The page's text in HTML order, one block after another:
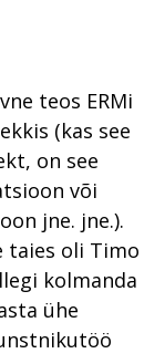
teos ERMi
(kas see
on see
või
jne. jne.).
taies oli Timo
kolmanda
ühe